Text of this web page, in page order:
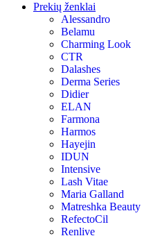
Prekių ženklai
Alessandro
Belamu
Charming Look
CTR
Dalashes
Derma Series
Didier
ELAN
Farmona
Harmos
Hayejin
IDUN
Intensive
Lash Vitae
Maria Galland
Matreshka Beauty
RefectoCil
Renlive